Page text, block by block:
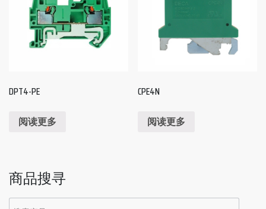
DPT4-PE
阅读更多
CPE4N
阅读更多
商品搜寻